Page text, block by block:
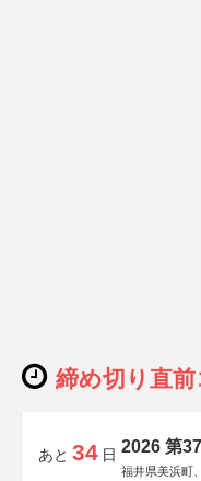
締め切り直
あと 34 日 2026 第
福井県美浜町